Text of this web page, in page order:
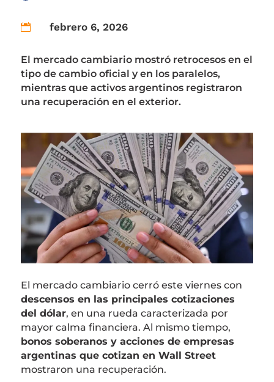
 febrero 6, 2026
El mercado cambiario mostró retrocesos en el
tipo de cambio oficial y en los paralelos,
mientras que activos argentinos registraron
una recuperación en el exterior.
El mercado cambiario cerró este viernes con
descensos en las principales cotizaciones
del dólar, en una rueda caracterizada por
mayor calma financiera. Al mismo tiempo,
bonos soberanos y acciones de empresas
argentinas que cotizan en Wall Street
mostraron una recuperación.